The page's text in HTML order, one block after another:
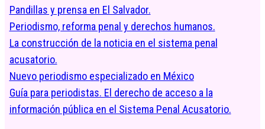
Pandillas y prensa en El Salvador.
Periodismo, reforma penal y derechos humanos.
La construcción de la noticia en el sistema penal
acusatorio.
Nuevo periodismo especializado en México
Guía para periodistas. El derecho de acceso a la
información pública en el Sistema Penal Acusatorio.